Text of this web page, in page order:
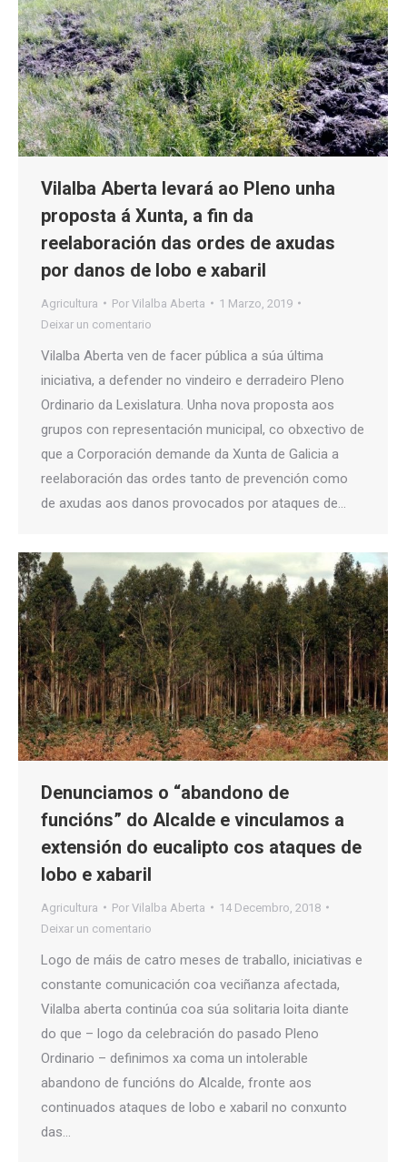
Vilalba Aberta levará ao Pleno unha
proposta á Xunta, a fin da
reelaboración das ordes de axudas
por danos de lobo e xabaril
Agricultura Por Vilalba Aberta
1 Marzo, 2019
Deixar un comentario
Vilalba Aberta ven de facer pública a súa última
iniciativa, a defender no vindeiro e derradeiro Pleno
Ordinario da Lexislatura. Unha nova proposta aos
grupos con representación municipal, co obxectivo de
que a Corporación demande da Xunta de Galicia a
reelaboración das ordes tanto de prevención como
de axudas aos danos provocados por ataques de…
Denunciamos o “abandono de
funcións” do Alcalde e vinculamos a
extensión do eucalipto cos ataques de
lobo e xabaril
Agricultura Por Vilalba Aberta
14 Decembro, 2018
Deixar un comentario
Logo de máis de catro meses de traballo, iniciativas e
constante comunicación coa veciñanza afectada,
Vilalba aberta continúa coa súa solitaria loita diante
do que – logo da celebración do pasado Pleno
Ordinario – definimos xa coma un intolerable
abandono de funcións do Alcalde, fronte aos
continuados ataques de lobo e xabaril no conxunto
das…